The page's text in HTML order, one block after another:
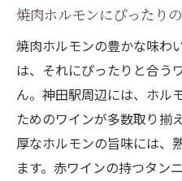
焼肉ホルモンにぴったり
焼肉ホルモンの豊かな味わ
は、それにぴったりと合う
ん。神田駅周辺には、ホル
ためのワインが多数取り揃
厚なホルモンの旨味には、
ます。赤ワインの持つタン